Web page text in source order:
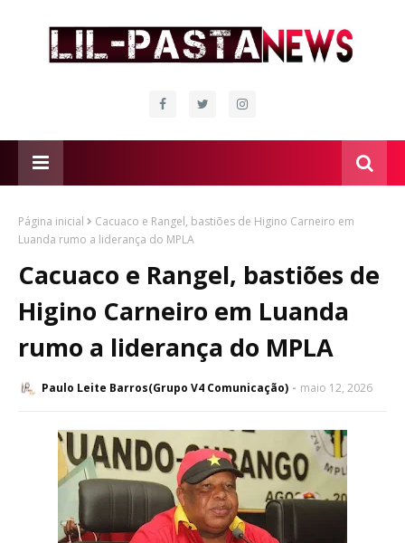
Página inicial
Cacuaco e Rangel, bastiões de Higino Carneiro em
Luanda rumo a liderança do MPLA
Cacuaco e Rangel, bastiões de
Higino Carneiro em Luanda
rumo a liderança do MPLA
Paulo Leite Barros(Grupo V4 Comunicação) maio 12, 2026